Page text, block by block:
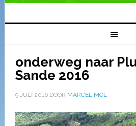
onderweg naar
Sande 2016
9 JULI 2016DOOR MARCEL MOL